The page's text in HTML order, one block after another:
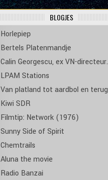
BLOGJES
Horlepiep
Bertels Platenmandje
Calin Georgescu, ex VN-directeur.
LPAM Stations
Van platland tot aardbol en terug
Kiwi SDR
Filmtip: Network (1976)
Sunny Side of Spirit
Chemtrails
Aluna the movie
Radio Banzai